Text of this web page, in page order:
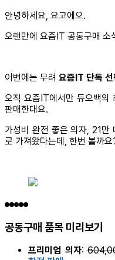
안녕하세요, 요고에오.
오랜만에 요즘IT 공동구매 소
이번에는 무려 요즘IT 단독 선
오직 요즘IT에서만 듀오백의
판매한대요.
가성비 완전 좋은 의자, 21
로 가져왔다는데, 한번 볼까요
공동구매 품목 미리보기
프리미엄 의자: